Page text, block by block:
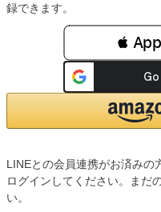
録できます。

LINEとの会員連携がお済みの
ログインしてください。まだの
い。